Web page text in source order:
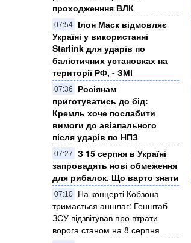
проходженння ВЛК
07:54
Ілон Маск відмовляє
Україні у використанні
Starlink для ударів по
балістичних установках на
території РФ, - ЗМІ
07:36
Росіянам
приготуватись до бід:
Кремль хоче послабити
вимоги до авіапального
після ударів по НПЗ
07:27
З 15 серпня в Україні
запровадять нові обмеження
для рибалок. Що варто знати
07:10
На концерті Кобзона
тримається аншлаг: Генштаб
ЗСУ відзвітував про втрати
ворога станом на 8 серпня